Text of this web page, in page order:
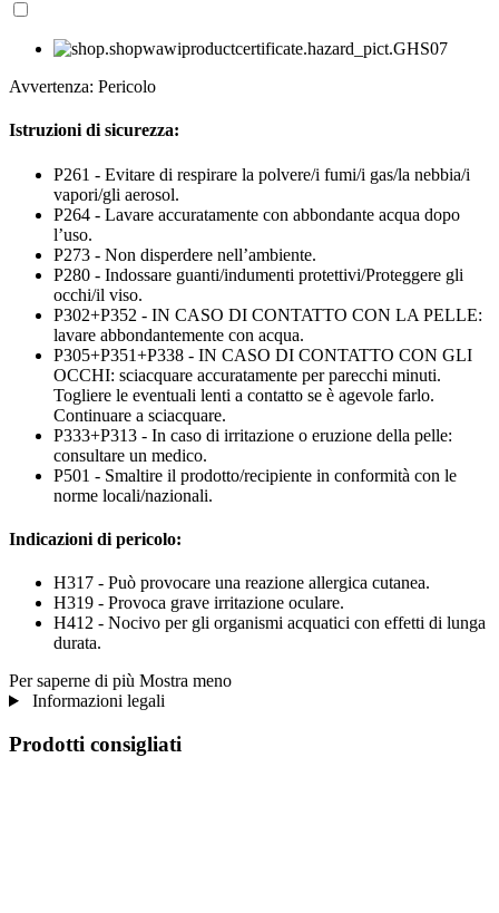
Avvertenza: Pericolo
Istruzioni di sicurezza:
P261 - Evitare di respirare la polvere/i fumi/i gas/la nebbia/i
vapori/gli aerosol.
P264 - Lavare accuratamente con abbondante acqua dopo
l’uso.
P273 - Non disperdere nell’ambiente.
P280 - Indossare guanti/indumenti protettivi/Proteggere gli
occhi/il viso.
P302+P352 - IN CASO DI CONTATTO CON LA PELLE:
lavare abbondantemente con acqua.
P305+P351+P338 - IN CASO DI CONTATTO CON GLI
OCCHI: sciacquare accuratamente per parecchi minuti.
Togliere le eventuali lenti a contatto se è agevole farlo.
Continuare a sciacquare.
P333+P313 - In caso di irritazione o eruzione della pelle:
consultare un medico.
P501 - Smaltire il prodotto/recipiente in conformità con le
norme locali/nazionali.
Indicazioni di pericolo:
H317 - Può provocare una reazione allergica cutanea.
H319 - Provoca grave irritazione oculare.
H412 - Nocivo per gli organismi acquatici con effetti di lunga
durata.
Per saperne di più Mostra meno
Informazioni legali
Prodotti consigliati